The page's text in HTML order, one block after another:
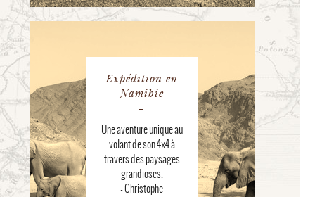
Expédition en
Namibie
Une aventure unique au
volant de son 4x4 à
travers des paysages
grandioses.
- Christophe